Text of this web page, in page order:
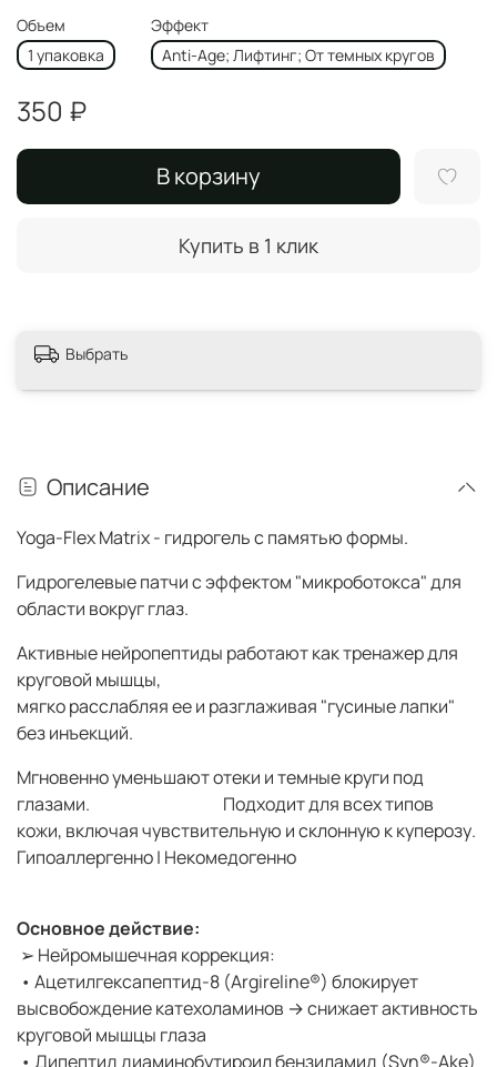
Объем
1 упаковка
Эффект
Anti-Age; Лифтинг; От темных кругов
350 ₽
В корзину
Купить в 1 клик
Выбрать
Описание
Yoga-Flex Matrix - гидрогель с памятью формы.
Гидрогелевые патчи с эффектом "микроботокса" для
области вокруг глаз.
Активные нейропептиды работают как тренажер для
круговой мышцы,
мягко расслабляя ее и разглаживая "гусиные лапки"
без инъекций.
Мгновенно уменьшают отеки и темные круги под
глазами. Подходит для всех типов
кожи, включая чувствительную и склонную к куперозу.
Гипоаллергенно | Некомедогенно
Основное действие:
➢ Нейромышечная коррекция:
• Ацетилгексапептид-8 (Argireline®) блокирует
высвобождение катехоламинов → снижает активность
круговой мышцы глаза
• Дипептид диаминобутироил бензиламид (Syn®-Ake)